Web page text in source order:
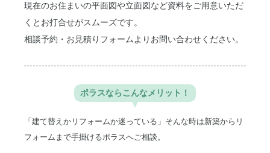
現在のお住まいの平面図や立面図など資料をご用意いただ
くとお打合せがスムーズです。
相談予約・お見積りフォームよりお問い合わせください。
ポラスならこんなメリット！
「建て替えかリフォームか迷っている」そんな時は新築からリ
フォームまで手掛けるポラスへご相談。